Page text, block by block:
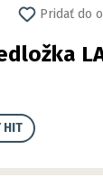
Pridať do
HIT